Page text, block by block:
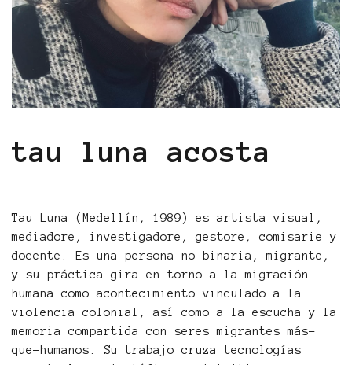
tau luna acosta
Tau Luna (Medellín, 1989) es artista visual,
mediadore, investigadore, gestore, comisarie y
docente. Es una persona no binaria, migrante,
y su práctica gira en torno a la migración
humana como acontecimiento vinculado a la
violencia colonial, así como a la escucha y la
memoria compartida con seres migrantes más-
que-humanos. Su trabajo cruza tecnologías